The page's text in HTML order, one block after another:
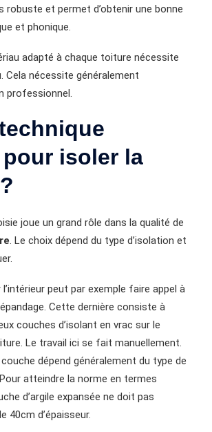
robuste et permet d’obtenir une bonne
et phonique.
adapté à chaque toiture nécessite
Cela nécessite généralement
professionnel.
isoler la
joue un grand rôle dans la qualité de
. Le choix dépend du type d’isolation et
peut par exemple faire appel à
Cette dernière consiste à
couches d’isolant en vrac sur le
Le travail ici se fait manuellement.
couche dépend généralement du type de
atteindre la norme en termes
d’argile expansée ne doit pas
40cm d’épaisseur.